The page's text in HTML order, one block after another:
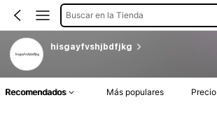
Buscar en la Tienda
hisgayfvshjbdfjkg
Recomendados Más populares Precio